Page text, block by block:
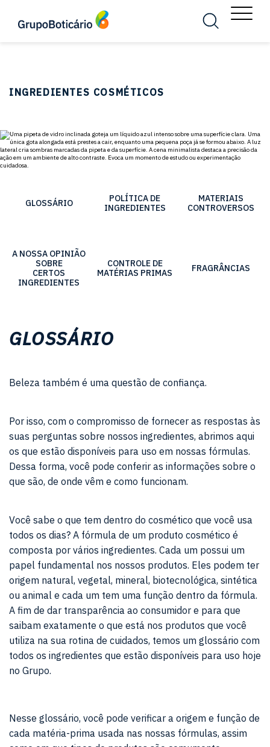
Busca Menu
INGREDIENTES COSMÉTICOS
GLOSSÁRIO
POLÍTICA DE
INGREDIENTES
MATERIAIS
CONTROVERSOS
A NOSSA OPINIÃO
SOBRE
CERTOS
INGREDIENTES
CONTROLE DE
MATÉRIAS PRIMAS
FRAGRÂNCIAS
GLOSSÁRIO
Beleza também é uma questão de confiança.
Por isso, com o compromisso de fornecer as respostas às
suas perguntas sobre nossos ingredientes, abrimos aqui
os que estão disponíveis para uso em nossas fórmulas.
Dessa forma, você pode conferir as informações sobre o
que são, de onde vêm e como funcionam.
Você sabe o que tem dentro do cosmético que você usa
todos os dias? A fórmula de um produto cosmético é
composta por vários ingredientes. Cada um possui um
papel fundamental nos nossos produtos. Eles podem ter
origem natural, vegetal, mineral, biotecnológica, sintética
ou animal e cada um tem uma função dentro da fórmula.
A fim de dar transparência ao consumidor e para que
saibam exatamente o que está nos produtos que você
utiliza na sua rotina de cuidados, temos um glossário com
todos os ingredientes que estão disponíveis para uso hoje
no Grupo.
Nesse glossário, você pode verificar a origem e função de
cada matéria-prima usada nas nossas fórmulas, assim